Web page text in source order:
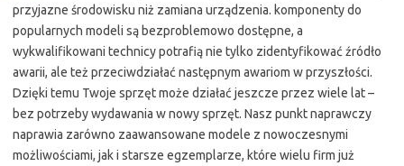
przyjazne środowisku niż zamiana urządzenia. komponenty do
popularnych modeli są bezproblemowo dostępne, a
wykwalifikowani technicy potrafią nie tylko zidentyfikować źródło
awarii, ale też przeciwdziałać następnym awariom w przyszłości.
Dzięki temu Twoje sprzęt może działać jeszcze przez wiele lat –
bez potrzeby wydawania w nowy sprzęt. Nasz punkt naprawczy
naprawia zarówno zaawansowane modele z nowoczesnymi
możliwościami, jak i starsze egzemplarze, które wielu firm już